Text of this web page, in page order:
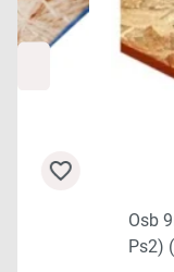
Osb
Ps2) (108)